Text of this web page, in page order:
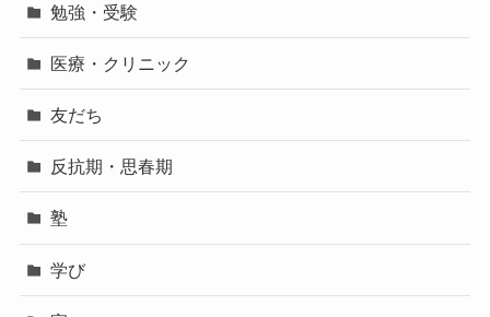
勉強・受験
医療・クリニック
友だち
反抗期・思春期
塾
学び